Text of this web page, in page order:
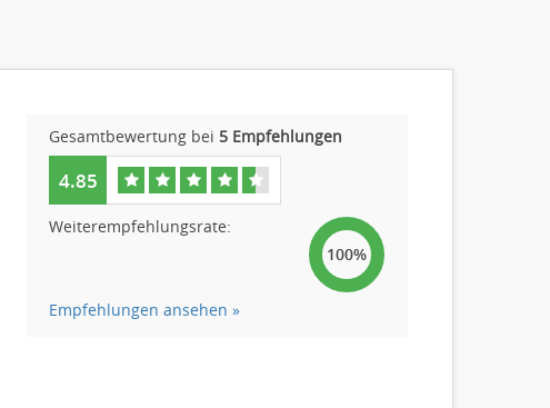
Gesamtbewertung bei 5 Empfehlungen
4.85
Weiterempfehlungsrate:
100%
Empfehlungen ansehen »